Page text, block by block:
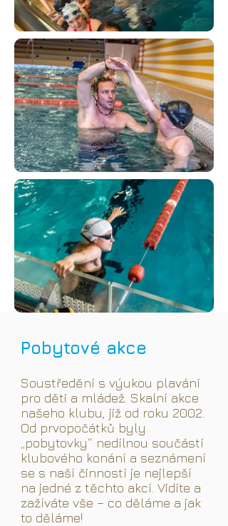
Pobytové akce
Soustředění s výukou plavání
pro děti a mládež. Skalní akce
našeho klubu, již od roku 2002.
Od prvopočátků byly
„pobytovky“ nedílnou součástí
klubového konání a seznámení
se s naší činností je nejlepší
na jedné z těchto akcí. Vidíte a
zažíváte vše – co děláme a jak
to děláme!